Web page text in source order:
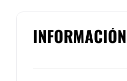
INFORMACIÓN